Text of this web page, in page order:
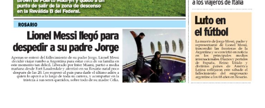
objetivo concreto: que las decisiones de política
económica estén informadas por la realidad del sector
que genera empleo formal, paga sus obligaciones y
sostiene la actividad comercial de Mar del Pata
."Necesitamos la recomposición el poder adquisitivo y el